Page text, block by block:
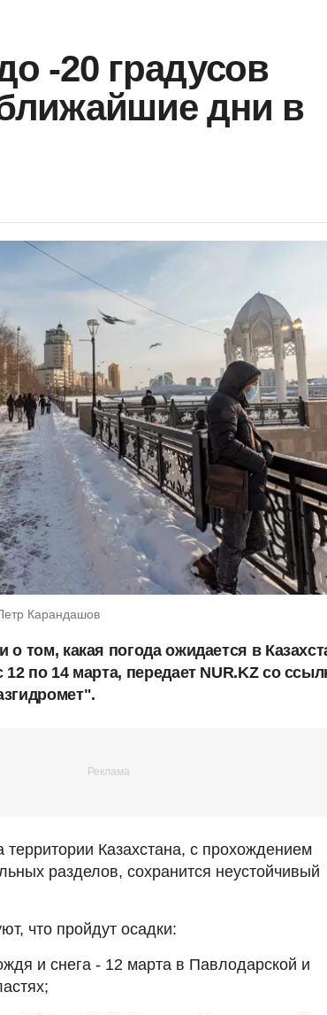
-20 градусов
дни в
Карандашов
о том, какая погода ожидается в
по 14 марта, передает NUR.KZ со
Казахстана, с прохождением
разделов, сохранится неустойчивый
что пройдут осадки:
и снега - 12 марта в Павлодарской и